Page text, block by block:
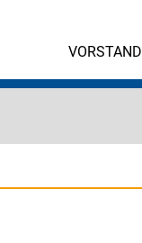
VORSTAND